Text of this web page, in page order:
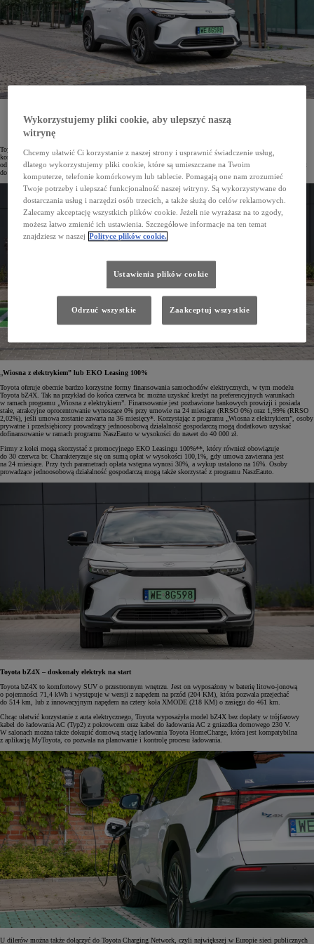
z elektrykiem” i uzyskać kredyt 0% na elektryczną Toyotę bZ4X. Przedłużono także ofertę EKO
Leasingu 100%. Dotyczy to zarówno ostatnich egzemplarzy bogato wyposażonych aut z 2024 roku
Toyota bZ4X to najbardziej przystępny elektryk w ofercie japońskiej marki. Ostatnie egzemplarze
komfortowego i pojemnego SUV-a w bogatych wersjach wyposażenia z 2024 roku produkcji kosztują
od 189 900 zł. Jeżeli wykorzystamy maksymalną dotację w programie NaszEauto, cenę auta obniżymy nawet
do 149 900 zł, czyli do poziomu hybrydowych SUV-ów z segmentu C.
Wiosna z elektrykiem” lub EKO Leasing 100%
Toyota oferuje obecnie bardzo korzystne formy finansowania samochodów elektrycznych, w tym modelu
Toyota bZ4X. Tak na przykład do końca czerwca br. można uzyskać kredyt na preferencyjnych warunkach
w ramach programu „Wiosna z elektrykiem”. Finansowanie jest pozbawione bankowych prowizji i posiada
stałe, atrakcyjne oprocentowanie wynoszące 0% przy umowie na 24 miesiące (RRSO 0%) oraz 1,99% (RRSO
2,02%), jeśli umowa zostanie zawarta na 36 miesięcy*. Korzystając z programu „Wiosna z elektrykiem”, osoby
prywatne i przedsiębiorcy prowadzący jednoosobową działalność gospodarczą mogą dodatkowo uzyskać
dofinansowanie w ramach programu NaszEauto w wysokości do nawet do 40 000 zł.
Firmy z kolei mogą skorzystać z promocyjnego EKO Leasingu 100%**, który również obowiązuje
do 30 czerwca br. Charakteryzuje się on sumą opłat w wysokości 100,1%, gdy umowa zawierana jest
na 24 miesiące. Przy tych parametrach opłata wstępna wynosi 30%, a wykup ustalono na 16%. Osoby
prowadzące jednoosobową działalność gospodarczą mogą także skorzystać z programu NaszEauto.
Toyota bZ4X – doskonały elektryk na start
Toyota bZ4X to komfortowy SUV o przestronnym wnętrzu. Jest on wyposażony w baterię litowo-jonową
o pojemności 71,4 kWh i występuje w wersji z napędem na przód (204 KM), która pozwala przejechać
do 514 km, lub z innowacyjnym napędem na cztery koła XMODE (218 KM) o zasięgu do 461 km.
Chcąc ułatwić korzystanie z auta elektrycznego, Toyota wyposażyła model bZ4X bez dopłaty w trójfazowy
kabel do ładowania AC (Typ2) z pokrowcem oraz kabel do ładowania AC z gniazdka domowego 230 V.
W salonach można także dokupić domową stację ładowania Toyota HomeCharge, która jest kompatybilna
z aplikacją MyToyota, co pozwala na planowanie i kontrolę procesu ładowania.
U dilerów można także dołączyć do Toyota Charging Network, czyli największej w Europie sieci publicznych
Wykorzystujemy pliki cookie, aby ulepszyć naszą
witrynę
Chcemy ułatwić Ci korzystanie z naszej strony i usprawnić świadczenie usług,
dlatego wykorzystujemy pliki cookie, które są umieszczane na Twoim
komputerze, telefonie komórkowym lub tablecie. Pomagają one nam zrozumieć
Twoje potrzeby i ulepszać funkcjonalność naszej witryny. Są wykorzystywane do
dostarczania usług i narzędzi osób trzecich, a także służą do celów reklamowych.
Zalecamy akceptację wszystkich plików cookie. Jeżeli nie wyrażasz na to zgody,
możesz łatwo zmienić ich ustawienia. Szczegółowe informacje na ten temat
znajdziesz w naszej Polityce plików cookie.
Ustawienia plików cookie
Odrzuć wszystkie Zaakceptuj wszystkie